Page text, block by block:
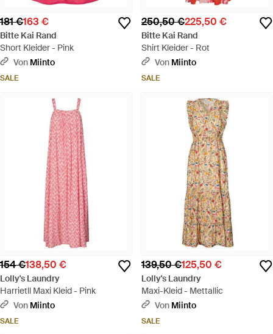
181 €163 €
Bitte Kai Rand
Short Kleider - Pink
Von Miinto
SALE
250,50 €225,50 €
Bitte Kai Rand
Shirt Kleider - Rot
Von Miinto
SALE
154 €138,50 €
Lolly's Laundry
Harrietll Maxi Kleid - Pink
Von Miinto
SALE
139,50 €125,50 €
Lolly's Laundry
Maxi-Kleid - Mettallic
Von Miinto
SALE